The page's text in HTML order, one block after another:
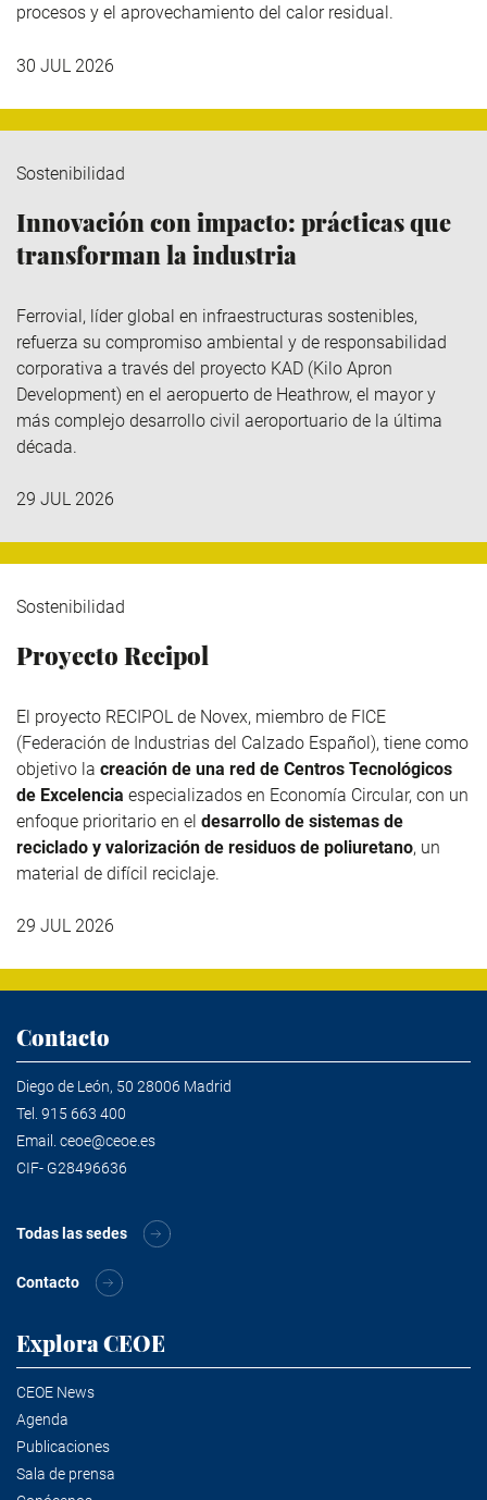
procesos y el aprovechamiento del calor residual.
30 JUL 2026
Sostenibilidad
Innovación con impacto: prácticas que
transforman la industria
Ferrovial, líder global en infraestructuras sostenibles,
refuerza su compromiso ambiental y de responsabilidad
corporativa a través del proyecto KAD (Kilo Apron
Development) en el aeropuerto de Heathrow, el mayor y
más complejo desarrollo civil aeroportuario de la última
década.
29 JUL 2026
Sostenibilidad
Proyecto Recipol
El proyecto RECIPOL de Novex, miembro de FICE
(Federación de Industrias del Calzado Español), tiene como
objetivo la creación de una red de Centros Tecnológicos
de Excelencia especializados en Economía Circular, con un
enfoque prioritario en el desarrollo de sistemas de
reciclado y valorización de residuos de poliuretano, un
material de difícil reciclaje.
29 JUL 2026
Contacto
Diego de León, 50 28006 Madrid
Tel. 915 663 400
Email. ceoe@ceoe.es
CIF- G28496636
Todas las sedes
Contacto
Explora CEOE
CEOE News
Agenda
Publicaciones
Sala de prensa